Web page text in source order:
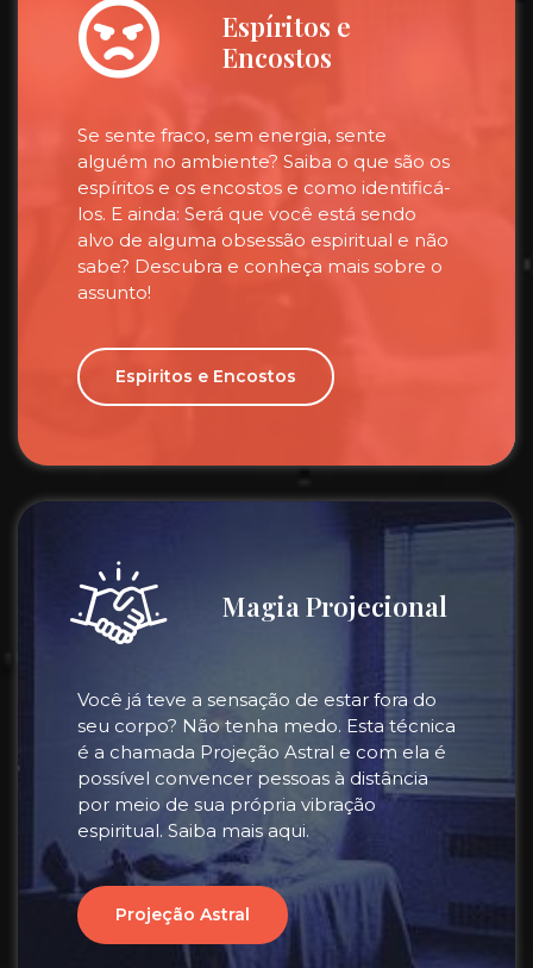
Espíritos e
Encostos
Se sente fraco, sem energia, sente
alguém no ambiente? Saiba o que são os
espíritos e os encostos e como identificá-
los. E ainda: Será que você está sendo
alvo de alguma obsessão espiritual e não
sabe? Descubra e conheça mais sobre o
assunto!
Espiritos e Encostos
Magia Projecional
Você já teve a sensação de estar fora do
seu corpo? Não tenha medo. Esta técnica
é a chamada Projeção Astral e com ela é
possível convencer pessoas à distância
por meio de sua própria vibração
espiritual. Saiba mais aqui.
Projeção Astral